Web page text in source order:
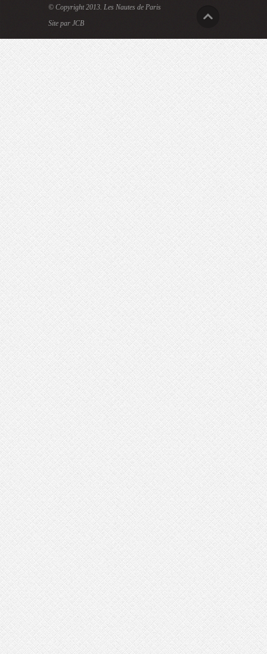
© Copyright 2013. Les Nautes de Paris
Site par JCB